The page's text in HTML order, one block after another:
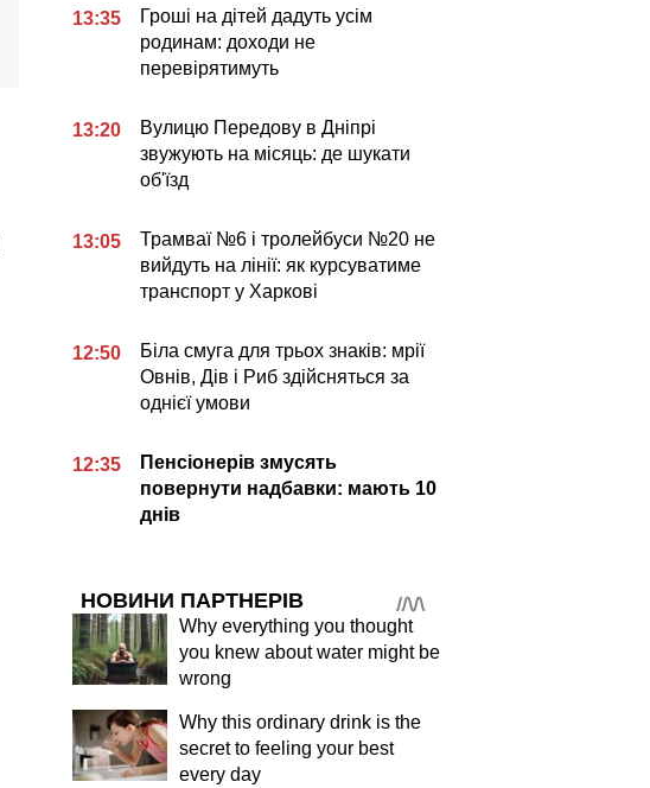
13:35
Гроші на дітей дадуть усім
родинам: доходи не
перевірятимуть
13:20
Вулицю Передову в Дніпрі
звужують на місяць: де шукати
об'їзд
13:05
Трамваї №6 і тролейбуси №20 не
вийдуть на лінії: як курсуватиме
транспорт у Харкові
12:50
Біла смуга для трьох знаків: мрії
Овнів, Дів і Риб здійсняться за
однієї умови
12:35
Пенсіонерів змусять
повернути надбавки: мають 10
днів
НОВИНИ ПАРТНЕРІВ
Why everything you thought
you knew about water might be
wrong
Why this ordinary drink is the
secret to feeling your best
every day